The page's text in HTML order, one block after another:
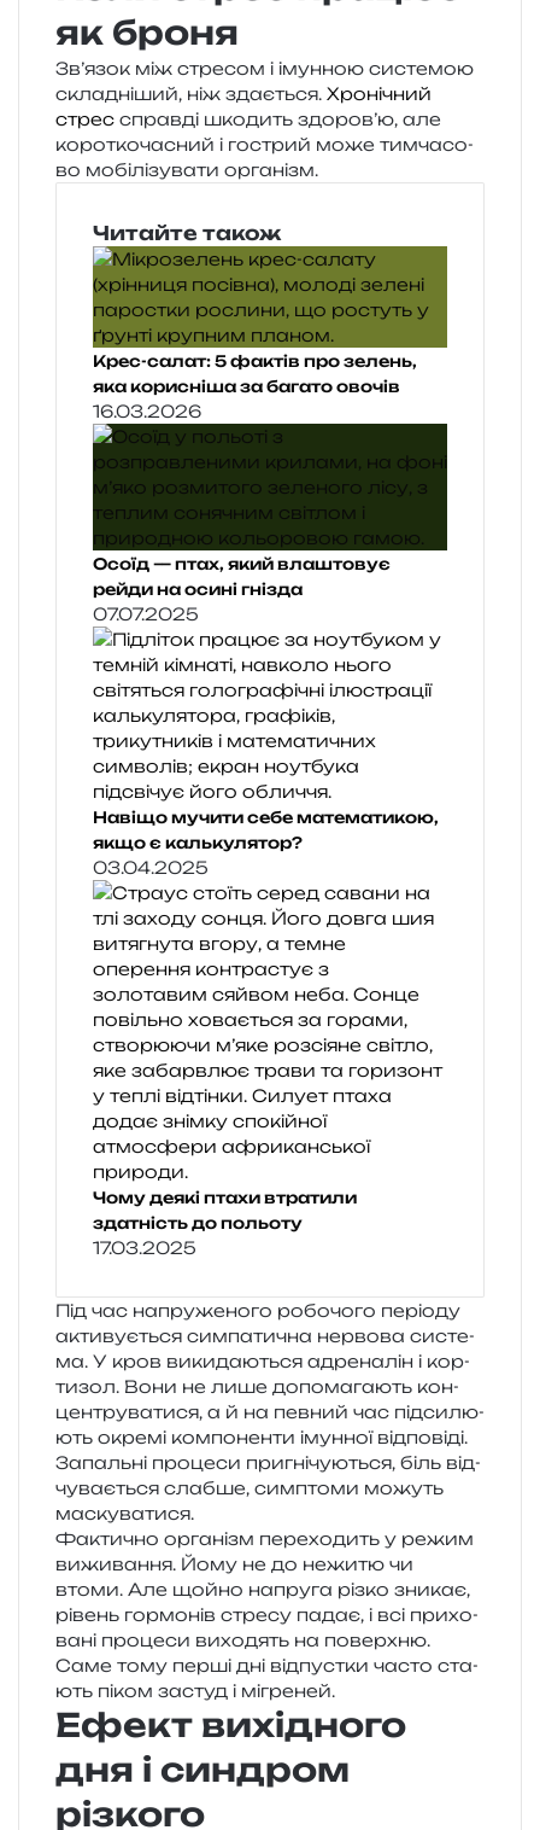
як броня
Зв’язок між стре­сом і імун­ною систе­мою
скла­дні­ший, ніж зда­є­ться. Хронічний
стрес справ­ді шко­дить здоров’ю, але
коро­тко­ча­сний і гострий може тим­ча­со­
во мобі­лі­зу­ва­ти організм.
Читайте також
Крес-салат: 5 фактів про зелень,
яка корисніша за багато овочів
16.03.2026
Осоїд — птах, який влаштовує
рейди на осині гнізда
07.07.2025
Навіщо мучити себе математикою,
якщо є калькулятор?
03.04.2025
Чому деякі птахи втратили
здатність до польоту
17.03.2025
Під час напру­же­но­го робо­чо­го пері­о­ду
акти­ву­є­ться сим­па­ти­чна нер­во­ва систе­
ма. У кров вики­да­ю­ться адре­на­лін і кор­
ти­зол. Вони не лише допо­ма­га­ють кон­
цен­тру­ва­ти­ся, а й на пев­ний час під­си­лю­
ють окре­мі ком­по­нен­ти імун­ної від­по­віді.
Запальні про­це­си при­гні­чу­ю­ться, біль від­
чу­ва­є­ться слаб­ше, сим­пто­ми можуть
маскуватися.
Фактично орга­нізм пере­хо­дить у режим
вижи­ва­н­ня. Йому не до нежи­тю чи
втоми. Але щойно напру­га різко зни­кає,
рівень гор­мо­нів стре­су падає, і всі при­хо­
ва­ні про­це­си вихо­дять на поверх­ню.
Саме тому перші дні від­пус­тки часто ста­
ють піком застуд і мігреней.
Ефект вихідного
дня і синдром
різкого